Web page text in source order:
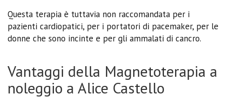
Questa terapia è tuttavia non raccomandata per i
pazienti cardiopatici, per i portatori di pacemaker, per le
donne che sono incinte e per gli ammalati di cancro.
Vantaggi della Magnetoterapia a
noleggio a Alice Castello